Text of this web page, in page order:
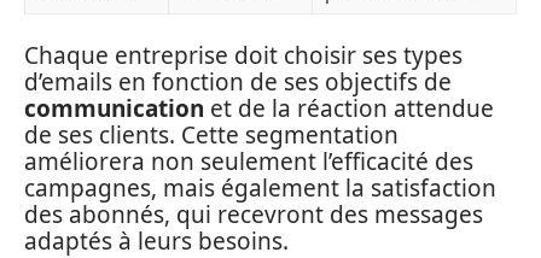
Chaque entreprise doit choisir ses types
d’emails en fonction de ses objectifs de
communication et de la réaction attendue
de ses clients. Cette segmentation
améliorera non seulement l’efficacité des
campagnes, mais également la satisfaction
des abonnés, qui recevront des messages
adaptés à leurs besoins.